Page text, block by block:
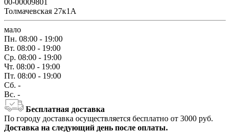
00-00009801
Толмачевская 27к1А
мало
Пн. 08:00 - 19:00
Вт. 08:00 - 19:00
Ср. 08:00 - 19:00
Чт. 08:00 - 19:00
Пт. 08:00 - 19:00
Сб. -
Вс. -
Бесплатная доставка
По городу доставка осуществляется бесплатно от 3000 руб.
Доставка на следующий день после оплаты.